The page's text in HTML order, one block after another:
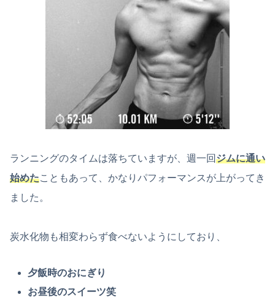
ランニングのタイムは落ちていますが、週一回ジムに通い
始めたこともあって、かなりパフォーマンスが上がってき
ました。
炭水化物も相変わらず食べないようにしており、
夕飯時のおにぎり
お昼後のスイーツ笑